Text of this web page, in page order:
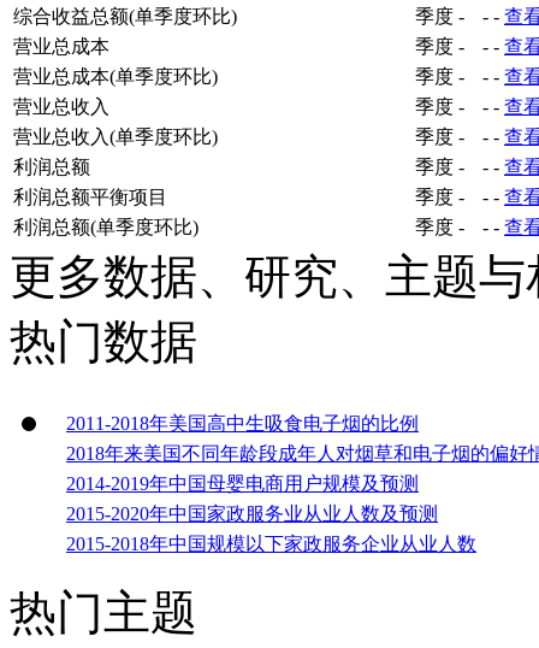
综合收益总额(单季度环比)
季度 - - - 查
营业总成本
季度 - - - 查
营业总成本(单季度环比)
季度 - - - 查
营业总收入
季度 - - - 查
营业总收入(单季度环比)
季度 - - - 查
利润总额
季度 - - - 查
利润总额平衡项目
季度 - - - 查
利润总额(单季度环比)
季度 - - - 查
更多数据、研究、主题
热门数据
2011-2018年美国高中生吸食电子烟的比例
2018年来美国不同年龄段成年人对烟草和电子烟的偏好
2014-2019年中国母婴电商用户规模及预测
2015-2020年中国家政服务业从业人数及预测
2015-2018年中国规模以下家政服务企业从业人数
热门主题